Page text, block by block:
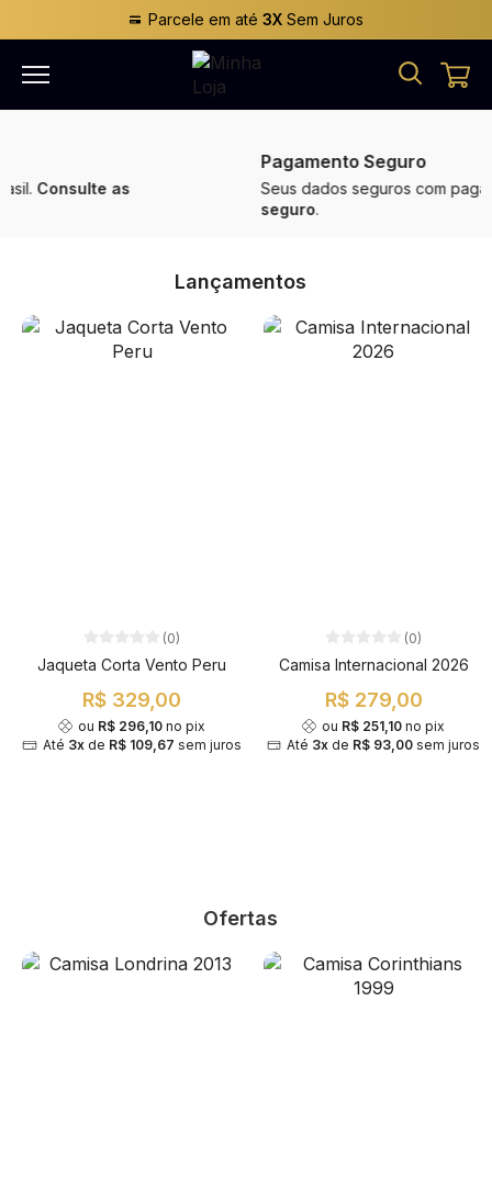
Parcele em até 3XSem Juros
Pagamento Seguro
Seus dados seguros com pagamento100%
Lançamentos
(0)
Jaqueta Corta Vento Peru
R$ 329,00
ou R$ 296,10 no pix
Até 3xde R$ 109,67 sem juros
(0)
Camisa Internacional 2026
R$ 279,00
ou R$ 251,10 no pix
Até 3x de R$ 93,00 sem juros
Ofertas